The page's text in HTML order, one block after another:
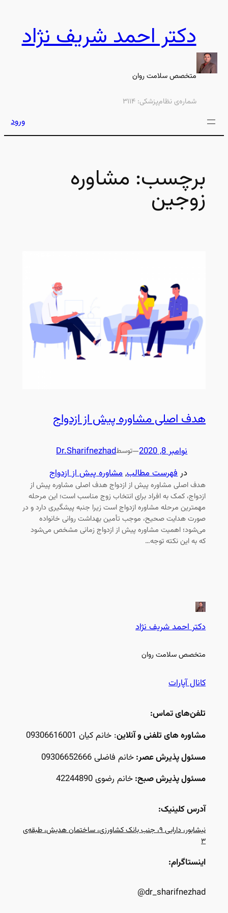
دکتر احمد شریف نژاد
متخصص سلامت روان
شماره‌ی نظام‌پزشکی: ۳۱۱۴
ورود
برچسب: مشاوره
زوجین
هدف اصلی مشاوره پیش از ازدواج
نوامبر 8, 2020 —توسطDr.Sharifnezhad
درفهرست مطالب, مشاوره پیش از ازدواج
هدف اصلی مشاوره پیش از ازدواج هدف اصلی مشاوره پیش از
ازدواج، کمک به افراد برای انتخاب زوج مناسب است؛ این مرحله
مهمترین مرحله‌ مشاوره ازدواج است زیرا جنبه‌ پیشگیری دارد و در
صورت هدایت صحیح، موجب تأمین بهداشت روانی خانواده
می‌شود؛ اهمیت مشاوره پیش از ازدواج زمانی مشخص می‌شود
که به این نکته توجه…
دکتر احمد شریف نژاد
متخصص سلامت روان
کانال آپارات
تلفن‌های تماس:
مشاوره های تلفنی و آنلاین: خانم کیان 09306616001
مسئول پذیرش عصر:خانم فاضلی 09306652666
مسئول پذیرش صبح:خانم رضوی 42244890
آدرس کلینیک:
نیشابور، دارایی ۹، جنب بانک کشاورزی، ساختمان هدیش، طبقه‌ی
۳
اینستاگرام:
dr_sharifnezhad@